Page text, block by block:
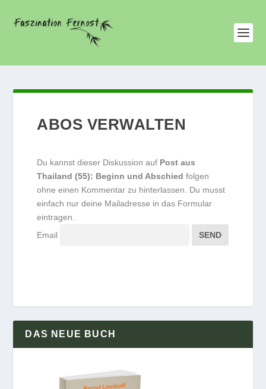
ABOS VERWALTEN
Du kannst dieser Diskussion auf Post aus
Thailand (55): Beginn und Abschied folgen
ohne einen Kommentar zu hinterlassen. Du musst
einfach nur deine Mailadresse in das Formular
eintragen.
Email
DAS NEUE BUCH